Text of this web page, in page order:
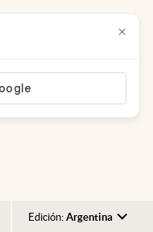
Edición: Argentina
×